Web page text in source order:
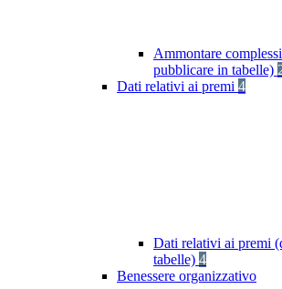
Ammontare
pubblicare in tabelle)
Dati relativi ai premi 4
Dati relativi ai premi
tabelle) 4
Benessere organizzativo